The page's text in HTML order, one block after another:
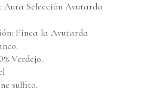
Aura Selección Avutarda
Finca la Avutarda
Verdejo.
sulfito.